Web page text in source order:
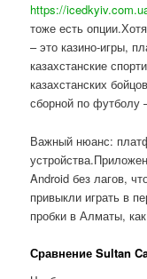
https://
тоже есть
– это казино-игры,
казахстанские
казахстанских
сборной по футболу
Важный нюанс:
Android без лагов,
привыкли играть в
пробки в Алматы,
Сравнение Sultan